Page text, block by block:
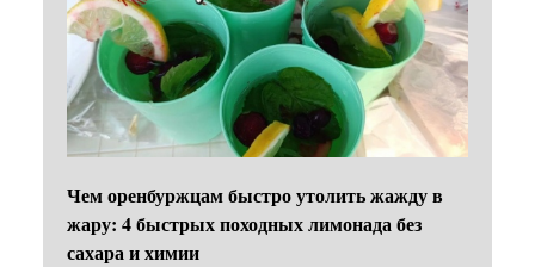
Чем оренбуржцам быстро утолить жажду в
жару: 4 быстрых походных лимонада без
сахара и химии